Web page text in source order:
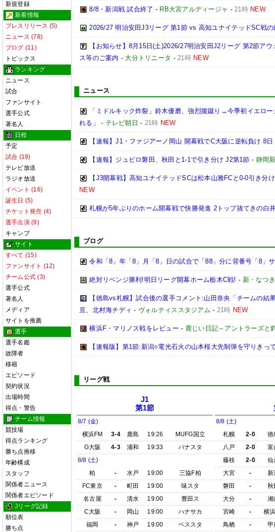
新規登録
新着情報
プレスリリース (5)
ニュース (78)
ブログ (11)
トピックス
ランキング
ニュース
試合
ファンサイト
選手公式
著名人
日程
予定
試合 (19)
テレビ放送
ラジオ放送
イベント (16)
誕生日 (5)
チケット発売 (4)
選手出演 (9)
キャンプ
サイト
すべて (15)
ファンサイト (12)
チーム公式 (3)
選手公式
著名人
メディア
サイトを推薦
選手
選手名鑑
故障者
移籍
エピソード
契約状況
出場時間
得点・警告
チーム情報
競技場
得点ランキング
勝ち点推移
年齢構成
スタッフ
関係者ニュース
関係者エピソード
Jリーグ記録
順位表
勝ち点
8/8・新潟戦 試合終了 - RB大宮アルディージャ -21時 NEW
2026/27 明治安田J3リーグ 第1節 vs 高知ユナイテッドSC戦の
【お知らせ】8月15日(土)2026/27明治安田J2リーグ 第2節ア
ス等のご案内 - 大分トリニータ -21時 NEW
ニュース
「ミドルキック炸裂」鈴木優磨、強烈腹蹴り→今季初イエロ
れる」
- テレビ朝日 - 21時 NEW
【速報】J1・ファジアーノ岡山 開幕戦でC大阪に逆転負け 8日
【速報】ジュビロ磐田、秋田と1-1で引き分け J2第1節 - 静岡
【J3開幕戦】高知ユナイテッドSCは松本山雅FCと0-0引き分
NEW
札幌が5年ぶりのホーム開幕戦で快勝発進 2トップ抜てきの白
ブログ
令和「8」年「8」月「8」日の試合で「88」分に背番号「8」
絶対リベンジ勝利!明日リーグ開幕ホーム栃木C戦! - 新・なつ
【徳島vs札幌】試合後の選手コメント:山田奈央「チームの
亘、北村海チディ - ヴォルティススタジアム - 21時 NEW
横浜F・マリノス戦をレビュー - 鹿じい日記～アントラーズと
【速報版】第1節:新潟○電光石火の山本桜大先制弾を守りきっ
リーグ戦
J1
第1節
8/7 (金)
横浜FM
3-4 鹿島 19:26
MUFG国立
G大阪
4-3 浦和 19:33
パナスタ
8/8 (土)
柏
- 水戸 19:00
三協F柏
FC東京
- 町田 19:00
味スタ
名古屋
- 清水 19:00
豊田ス
C大阪
- 岡山 19:00
ハナサカ
福岡
- 神戸 19:00
ベススタ
8/8 (土)
札幌
2-0 徳
八戸
2-0 富
藤枝
2-0 仙
大宮
- 新
磐田
- 秋
大分
- 湘
宮崎
- 横
鳥栖
- 甲